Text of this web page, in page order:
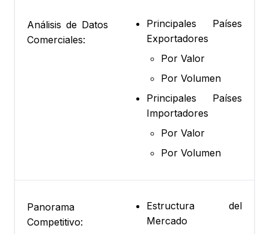
Análisis de Datos
Comerciales:
Principales Países
Exportadores
Por Valor
Por Volumen
Principales Países
Importadores
Por Valor
Por Volumen
Panorama
Competitivo:
Estructura del
Mercado